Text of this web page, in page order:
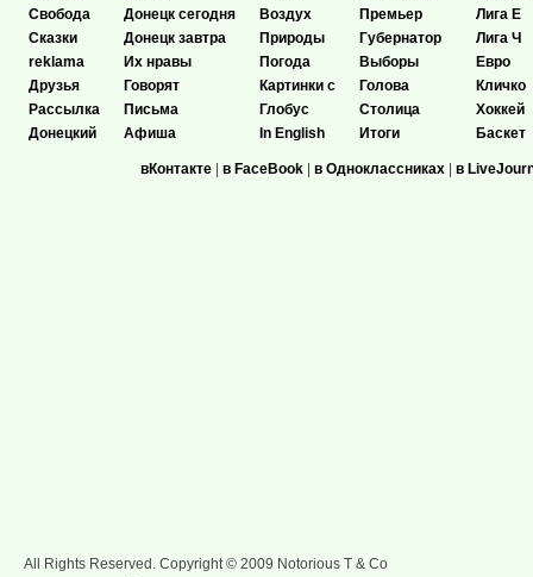
Свобода
Сказки
reklama
Друзья
Рассылка
Донецкий
Донецк сегодня
Донецк завтра
Их нравы
Говорят
Письма
Афиша
Воздух
Природы
Погода
Картинки с
Глобус
In English
Премьер
Губернатор
Выборы
Голова
Столица
Итоги
Лига Е
Лига Ч
Евро
Кличко
Хоккей
Баскет
вКонтакте | в FaceBook | в Одноклассниках | в
All Rights Reserved. Copyright © 2009 Notorious T & Co